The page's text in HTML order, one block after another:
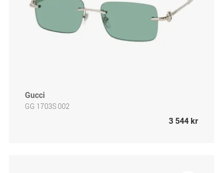
Gucci
GG 1703S 002
3 544 kr